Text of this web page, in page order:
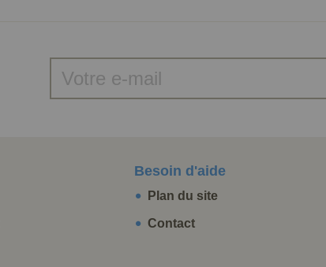
Besoin d'aide
Plan du site
Contact